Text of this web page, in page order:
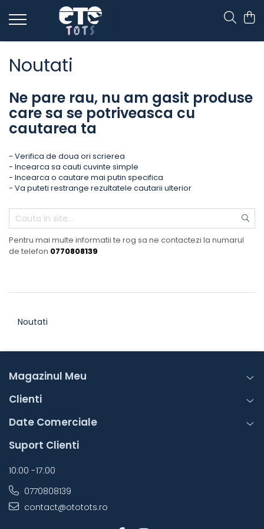
CĂRUCIOARE & SCAUNE AUTO
cărucioare YOYO
cărucioare U-GROW
scaune auto pentru avion
accesorii cărucioare
accesorii scaun auto
accesorii scaun avion
Noutati
Ne pare rau, nu am gasit produse
care sa se potriveasca cu
cautarea ta
- Verifica de doua ori scrierea
- Incearca sa cauti cuvinte simple
- Incearca o cautare mai putin specifica
- Va puteti restrange rezultatele cautarii ulterior
Pentru mai multe informatii te rog sa ne contactezi la numarul
de telefon 0770808139
Noutati
Magazinul Meu
Clienti
Date Comerciale
Suport Clienti
10:00 -17:00
0770808139
contact@ototots.ro